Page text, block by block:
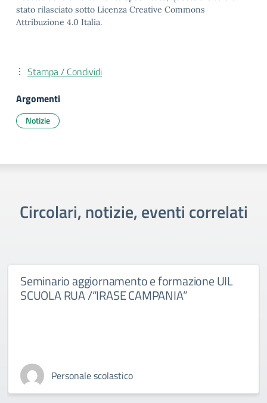
stato rilasciato sotto Licenza Creative Commons
Attribuzione 4.0 Italia.
Stampa / Condividi
Argomenti
Notizie
Circolari, notizie, eventi correlati
Seminario aggiornamento e formazione UIL
SCUOLA RUA /“IRASE CAMPANIA”
Personale scolastico